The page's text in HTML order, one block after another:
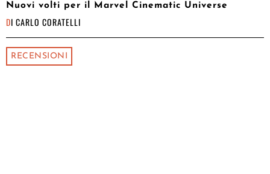
Nuovi volti per il Marvel Cinematic Universe
DI CARLO CORATELLI
RECENSIONI